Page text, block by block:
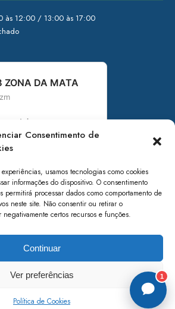
Consentimento de
usamos tecnologias como cookies
informações do dispositivo. O consentimento
permitirá processar dados como comportamento de
neste site. Não consentir ou retirar o
certos recursos e funções.
Continuar
Ver preferências
Política de Cookies
às 12:00 / 13:00 às 17:00
ZONA DA MATA
de Saneamento
de Minas Gerais
- Todos os direitos reservados.
1